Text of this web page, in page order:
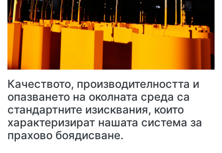
Качеството, производителността и
опазването на околната среда са
стандартните изисквания, които
характеризират нашата система за
прахово боядисване.